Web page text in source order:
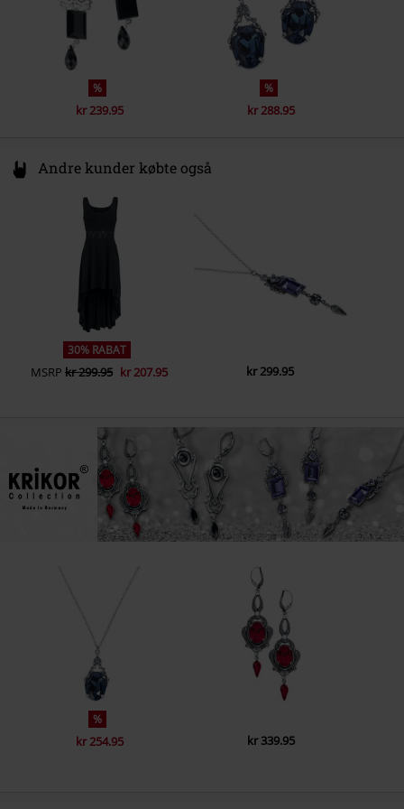
%
kr 239.95
%
kr 288.95
Andre kunder købte også
30% RABAT
MSRP kr 299.95 kr 207.95 kr 299.95
%
kr 254.95 kr 339.95